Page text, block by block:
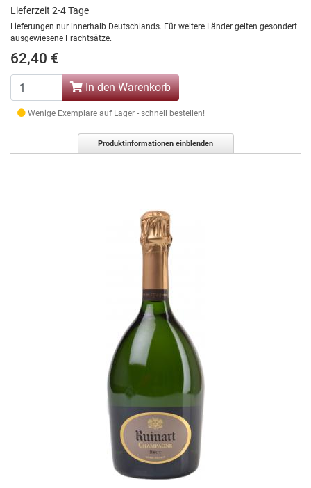
Lieferzeit 2-4 Tage
Lieferungen nur innerhalb Deutschlands. Für weitere Länder gelten gesondert
ausgewiesene Frachtsätze.
62,40 €
In den Warenkorb
Wenige Exemplare auf Lager - schnell bestellen!
Produktinformationen einblenden